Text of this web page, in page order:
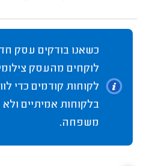
כשאנו בודקים עסק
לוקחים מהעסק
לקוחות קודמים כדי
בלקוחות אמיתיים ולא
משפחה.